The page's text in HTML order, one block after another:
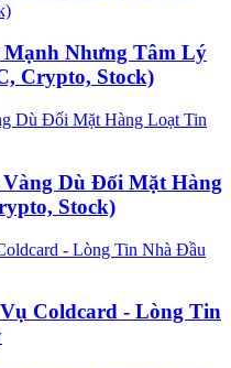
Nhưng Tâm Lý
Crypto, Stock)
Dù Đối Mặt Hàng
Stock)
Coldcard - Lòng Tin